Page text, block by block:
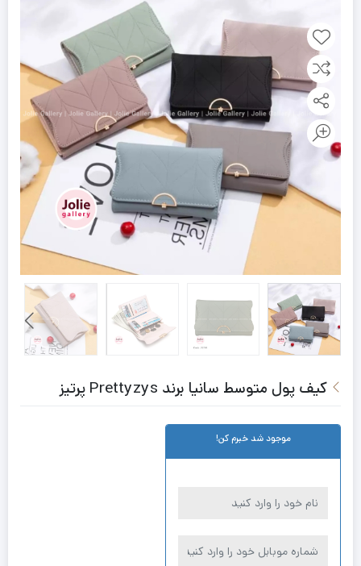
کیف پول متوسط سانیا برند Prettyzys پرتیز
موجود شد خبرم کن!